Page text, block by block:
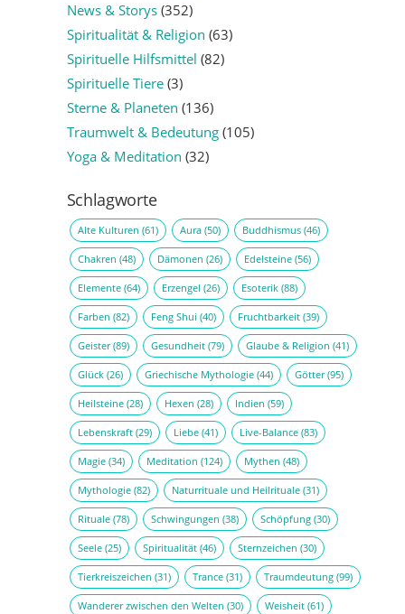
News & Storys(352)
Spiritualität & Religion (63)
Spirituelle Hilfsmittel (82)
Spirituelle Tiere(3)
Sterne & Planeten (136)
Traumwelt & Bedeutung(105)
Yoga & Meditation (32)
Schlagworte
Alte Kulturen (61) Aura(50) Buddhismus(46)
Chakren (48) Dämonen (26) Edelsteine(56)
Elemente(64) Erzengel (26) Esoterik(88)
Farben (82) Feng Shui (40) Fruchtbarkeit(39)
Geister(89) Gesundheit(79) Glaube & Religion (41)
Glück(26) Griechische Mythologie(44) Götter(95)
Heilsteine(28) Hexen (28) Indien (59)
Lebenskraft(29) Liebe(41) Live-Balance(83)
Magie(34) Meditation (124) Mythen (48)
Mythologie(82) Naturrituale und Heilrituale(31)
Rituale(78) Schwingungen (38) Schöpfung(30)
Seele(25) Spiritualität(46) Sternzeichen (30)
Tierkreiszeichen (31) Trance(31) Traumdeutung(99)
Wanderer zwischen den Welten (30) Weisheit(61)